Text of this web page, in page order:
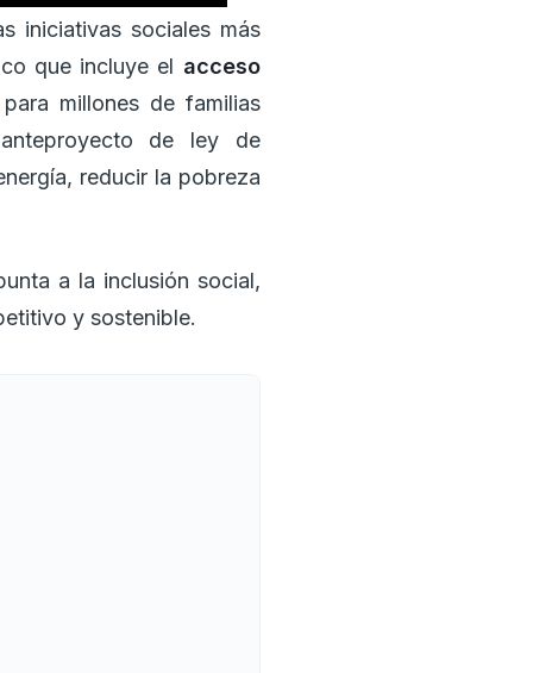
iniciativas sociales más
que incluye el acceso
millones de familias
de ley de
reducir la pobreza
a la inclusión social,
y sostenible.